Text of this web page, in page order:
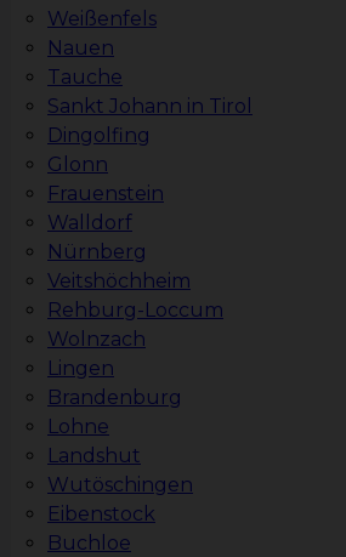
Weißenfels
Nauen
Tauche
Sankt Johann in Tirol
Dingolfing
Glonn
Frauenstein
Walldorf
Nürnberg
Veitshöchheim
Rehburg-Loccum
Wolnzach
Lingen
Brandenburg
Lohne
Landshut
Wutöschingen
Eibenstock
Buchloe